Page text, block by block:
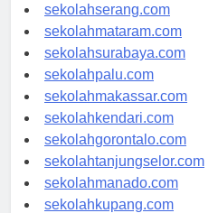
sekolahpekanbaru.com
sekolahserang.com
sekolahmataram.com
sekolahsurabaya.com
sekolahpalu.com
sekolahmakassar.com
sekolahkendari.com
sekolahgorontalo.com
sekolahtanjungselor.com
sekolahmanado.com